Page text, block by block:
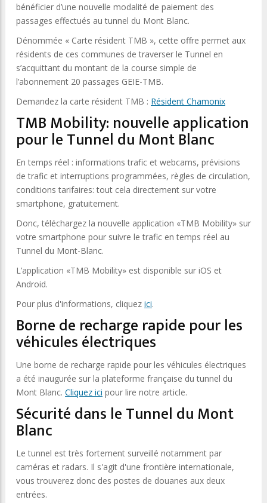
bénéficier d’une nouvelle modalité de paiement des
passages effectués au tunnel du Mont Blanc.
Dénommée « Carte résident TMB », cette offre permet aux
résidents de ces communes de traverser le Tunnel en
s’acquittant du montant de la course simple de
l’abonnement 20 passages GEIE-TMB.
Demandez la carte résident TMB : Résident Chamonix
TMB Mobility: nouvelle application
pour le Tunnel du Mont Blanc
En temps réel : informations trafic et webcams, prévisions
de trafic et interruptions programmées, règles de circulation,
conditions tarifaires: tout cela directement sur votre
smartphone, gratuitement.
Donc, téléchargez la nouvelle application «TMB Mobility» sur
votre smartphone pour suivre le trafic en temps réel au
Tunnel du Mont-Blanc.
L’application «TMB Mobility» est disponible sur iOS et
Android.
Pour plus d'informations, cliquez ici.
Borne de recharge rapide pour les
véhicules électriques
Une borne de recharge rapide pour les véhicules électriques
a été inaugurée sur la plateforme française du tunnel du
Mont Blanc. Cliquez ici pour lire notre article.
Sécurité dans le Tunnel du Mont
Blanc
Le tunnel est très fortement surveillé notamment par
caméras et radars. Il s'agit d'une frontière internationale,
vous trouverez donc des postes de douanes aux deux
entrées.